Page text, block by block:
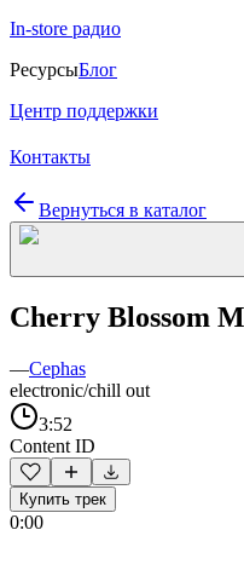
In-store радио
РесурсыБлог
Центр поддержки
Контакты
Вернуться в каталог
Cherry Blossom
—Cephas
electronic/chill out
3:52
Content ID
Купить трек
0:00